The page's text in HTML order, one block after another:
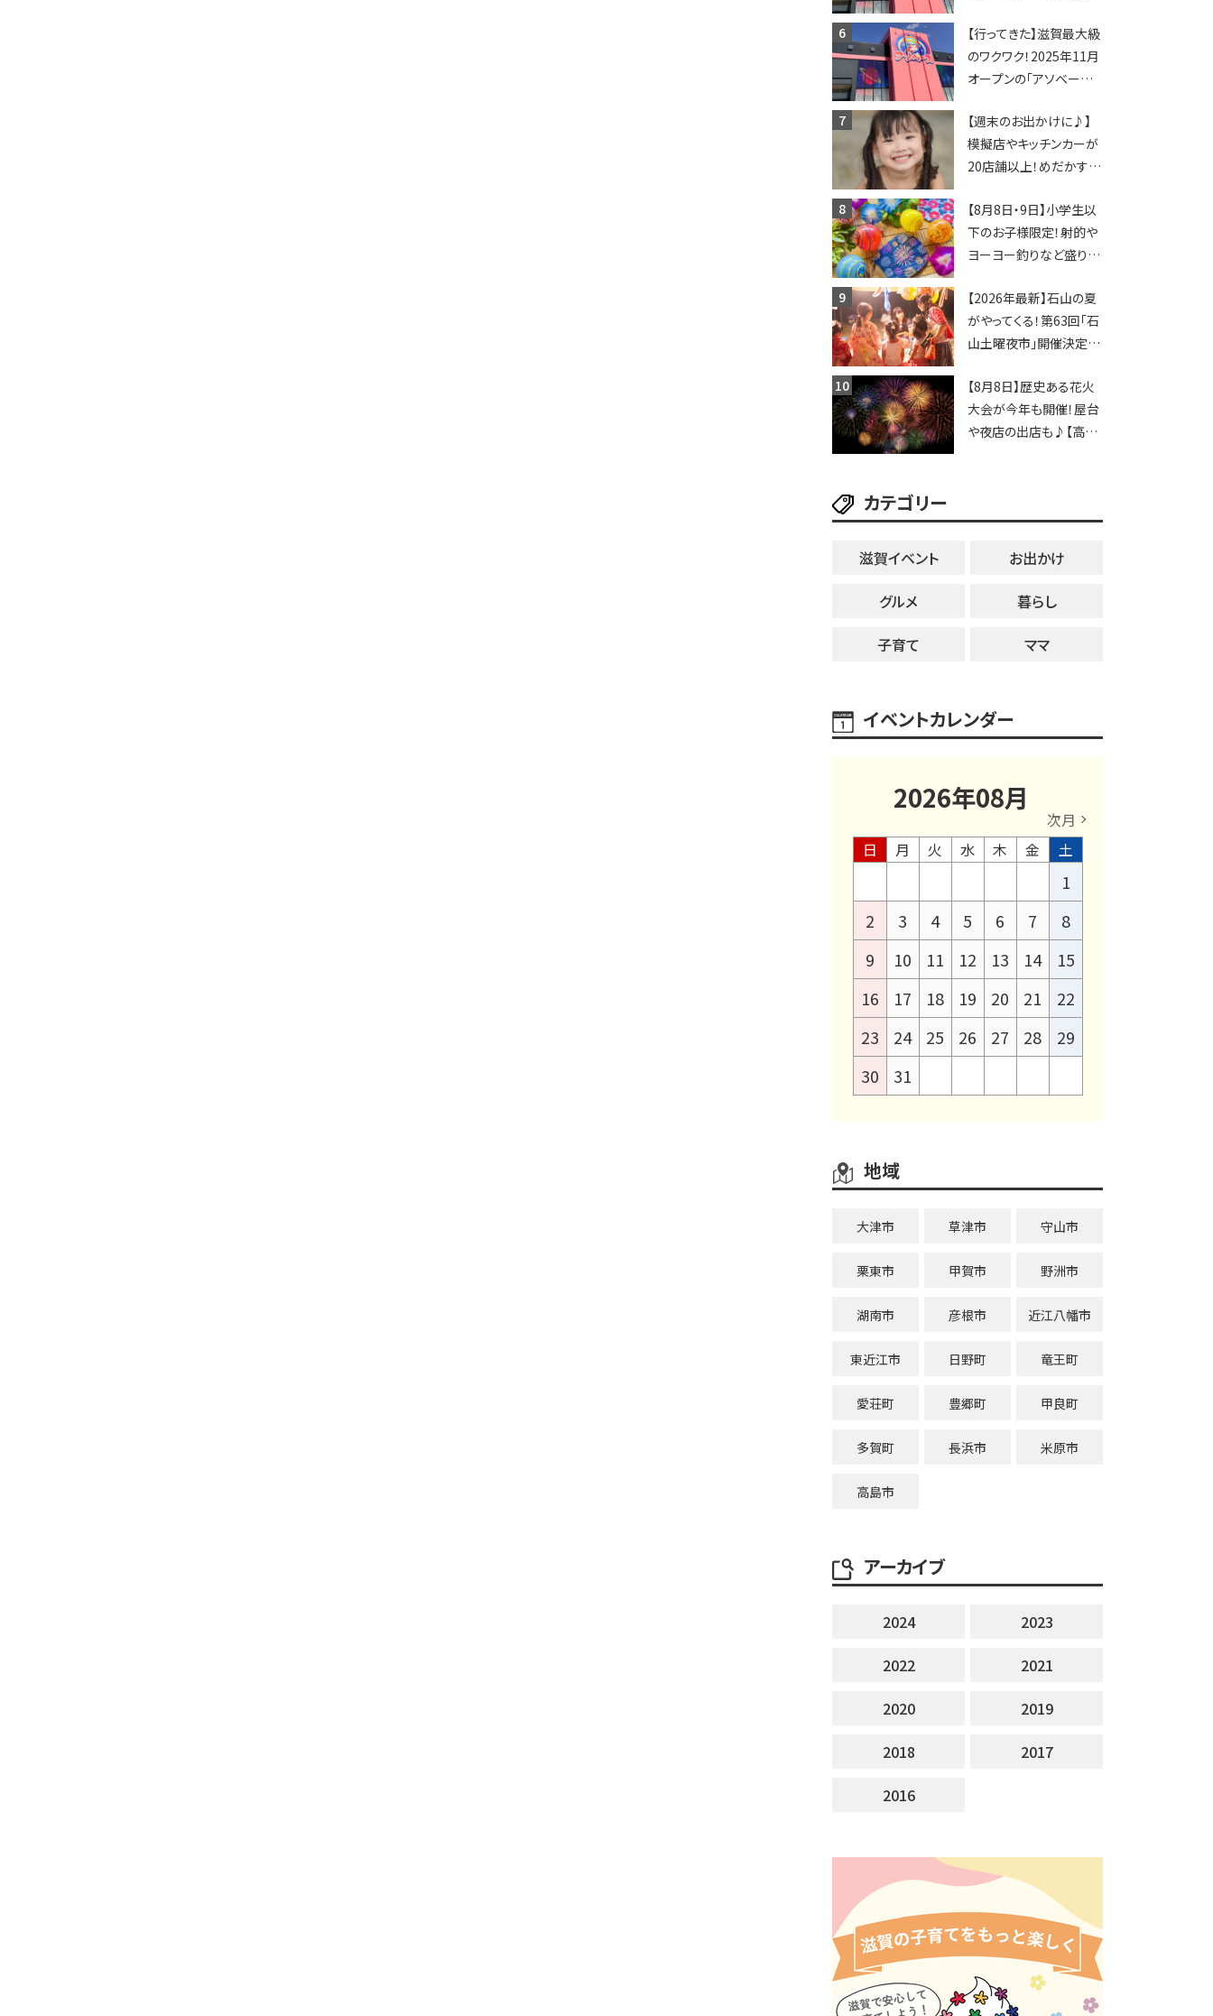
ってくる！豊郷店に続く滋
賀2店舗目★
【行ってきた】滋賀最大級
のワクワク！2025年11月
オープンの「アソベース
レーンゲームで青果や日
用品までゲットできる新
スポット！
【週末のお出かけに♪】
模擬店やキッチンカーが
20店舗以上！めだかすく
ソングライターによるライ
ブなど。【和邇ふれあい夏
祭り】
【8月8日・9日】小学生以
下のお子様限定！射的や
ヨーヨー釣りなど盛りだ
ちびっこ縁日開催♪【モリ
ーブ】
【2026年最新】石山の夏
がやってくる！第63回「石
山土曜夜市」開催決定！
ージが勢揃い【7月18日・
25日・8月1日】大津市
【8月8日】歴史ある花火
大会が今年も開催！屋台
や夜店の出店も♪【高宮
カテゴリー
滋賀イベント
お出かけ
グルメ
暮らし
子育て
ママ
イベントカレンダー
2026年08月
次月
日
月 火 水 木 金 土
1
2
3 4 5 6 7
8
9
10 11 12 13 14
15
16
17 18 19 20 21
22
23
24 25 26 27 28
29
30
31
地域
大津市 草津市 守山市
栗東市 甲賀市 野洲市
湖南市 彦根市 近江八幡市
東近江市 日野町 竜王町
愛荘町 豊郷町 甲良町
多賀町 長浜市 米原市
高島市
アーカイブ
2024
2023
2022
2021
2020
2019
2018
2017
2016